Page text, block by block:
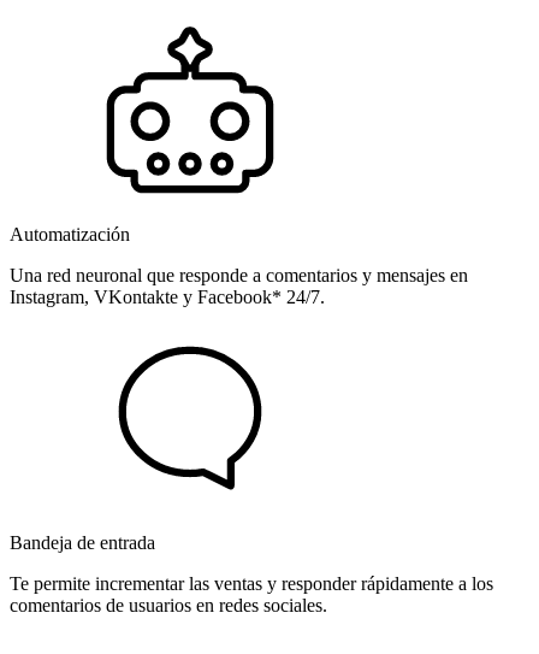
Automatización
Una red neuronal que responde a comentarios y mensajes en
Instagram, VKontakte y Facebook* 24/7.
Bandeja de entrada
Te permite incrementar las ventas y responder rápidamente a los
comentarios de usuarios en redes sociales.